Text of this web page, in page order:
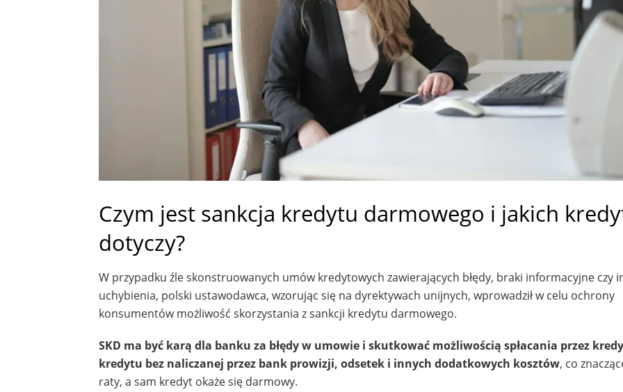
Czym jest sankcja kredytu darmowego i jakich
dotyczy?
W przypadku źle skonstruowanych umów kredytowych zawierających błędy, braki informacyjne czy
uchybienia, polski ustawodawca, wzorując się na dyrektywach unijnych, wprowadził w celu ochrony
konsumentów możliwość skorzystania z sankcji kredytu darmowego.
SKD ma być karą dla banku za błędy w umowie i skutkować możliwością spłacania przez
kredytu bez naliczanej przez bank prowizji, odsetek i innych dodatkowych kosztów, co
raty, a sam kredyt okaże się darmowy.